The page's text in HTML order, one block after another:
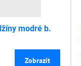
modré b.
Zobrazit